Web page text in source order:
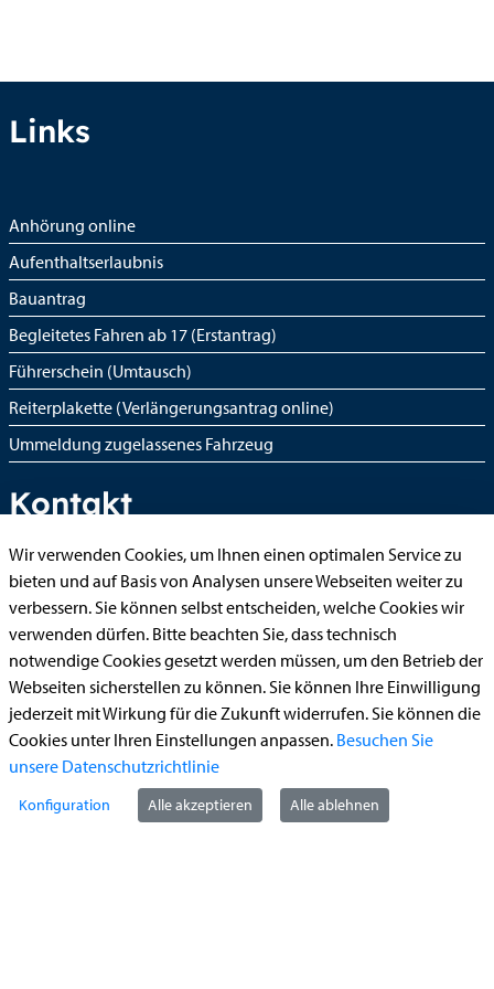
Links
Anhörung online
Aufenthaltserlaubnis
Bauantrag
Begleitetes Fahren ab 17 (Erstantrag)
Führerschein (Umtausch)
Reiterplakette (Verlängerungsantrag online)
Ummeldung zugelassenes Fahrzeug
Kontakt
StädteRegion Aachen
Zollernstraße 10
52070 Aachen
Anfahrt
Tel:+49 241 5198-0
E-Mail: info@staedteregion-aachen.de
www.staedteregion-aachen.de
Wir verwenden Cookies, um Ihnen einen optimalen Service zu
bieten und auf Basis von Analysen unsere Webseiten weiter zu
verbessern. Sie können selbst entscheiden, welche Cookies wir
verwenden dürfen. Bitte beachten Sie, dass technisch
notwendige Cookies gesetzt werden müssen, um den Betrieb der
Webseiten sicherstellen zu können. Sie können Ihre Einwilligung
jederzeit mit Wirkung für die Zukunft widerrufen. Sie können die
Cookies unter Ihren Einstellungen anpassen. Besuchen Sie
unsere Datenschutzrichtlinie
Konfiguration Alle akzeptieren Alle ablehnen